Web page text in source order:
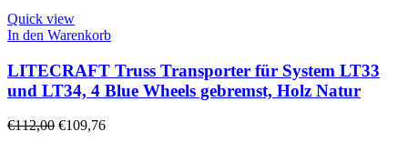
Quick view
In den Warenkorb
LITECRAFT Truss Transporter für System LT33
und LT34, 4 Blue Wheels gebremst, Holz Natur
€112,00 €109,76